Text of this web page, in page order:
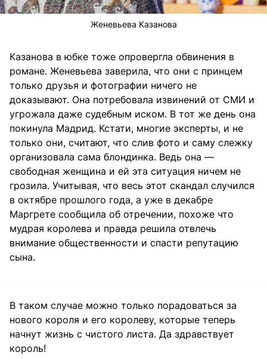
Женевьева Казанова
Казанова в юбке тоже опровергла обвинения в
романе. Женевьева заверила, что они с принцем
только друзья и фотографии ничего не
доказывают. Она потребовала извинений от СМИ и
угрожала даже судебным иском. В тот же день она
покинула Мадрид. Кстати, многие эксперты, и не
только они, считают, что слив фото и саму слежку
организовала сама блондинка. Ведь она —
свободная женщина и ей эта ситуация ничем не
грозила. Учитывая, что весь этот скандал случился
в октябре прошлого года, а уже в декабре
Маргрете сообщила об отречении, похоже что
мудрая королева и правда решила отвлечь
внимание общественности и спасти репутацию
сына.
В таком случае можно только порадоваться за
нового короля и его королеву, которые теперь
начнут жизнь с чистого листа. Да здравствует
король!